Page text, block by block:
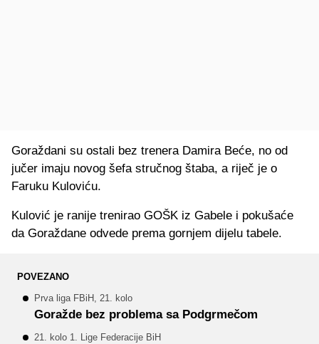
Goraždani su ostali bez trenera Damira Beće, no od
jučer imaju novog šefa stručnog štaba, a riječ je o
Faruku Kuloviću.
Kulović je ranije trenirao GOŠK iz Gabele i pokušaće
da Goraždane odvede prema gornjem dijelu tabele.
POVEZANO
Prva liga FBiH, 21. kolo
Goražde bez problema sa Podgrmečom
21. kolo 1. Lige Federacije BiH